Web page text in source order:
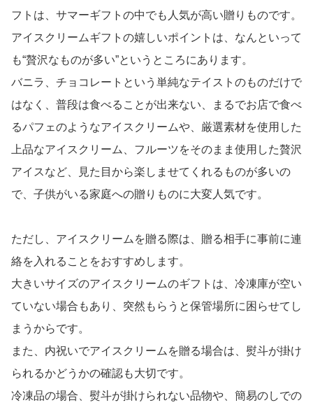
フトは、サマーギフトの中でも人気が高い贈りものです。
アイスクリームギフトの嬉しいポイントは、なんといって
も“贅沢なものが多い”というところにあります。
バニラ、チョコレートという単純なテイストのものだけで
はなく、普段は食べることが出来ない、まるでお店で食べ
るパフェのようなアイスクリームや、厳選素材を使用した
上品なアイスクリーム、フルーツをそのまま使用した贅沢
アイスなど、見た目から楽しませてくれるものが多いの
で、子供がいる家庭への贈りものに大変人気です。
ただし、アイスクリームを贈る際は、贈る相手に事前に連
絡を入れることをおすすめします。
大きいサイズのアイスクリームのギフトは、冷凍庫が空い
ていない場合もあり、突然もらうと保管場所に困らせてし
まうからです。
また、内祝いでアイスクリームを贈る場合は、熨斗が掛け
られるかどうかの確認も大切です。
冷凍品の場合、熨斗が掛けられない品物や、簡易のしでの